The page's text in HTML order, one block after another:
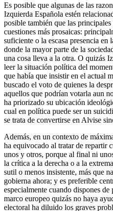
Es posible que algunas de las
Izquierda Española estén
posible también que las
cuestiones más prosaicas:
suficiente o la escasa presencia en
donde la mayor parte de la
una cosa lleva a la otra. O quizás
leer la situación política del
que había que insistir en el actual
buscado el voto de quienes la
aquellos que podrían votarla aun
ha priorizado su ubicación
cual en política puede ser un
se trata de convertirse en Alvise
Además, en un contexto de
ha equivocado al tratar de repartir
unos y otros, porque al final ni
la crítica a la derecha o a la
sutil o menos insistente, más que
gobierna ahora; y es preferible
especialmente cuando dispones
marco europeo quizás no haya
electoral ha diluido los graves